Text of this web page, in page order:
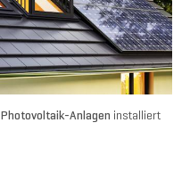
Photovoltaik-Anlagen installiert